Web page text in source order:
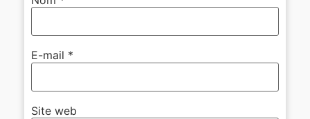
E-mail *
Site web